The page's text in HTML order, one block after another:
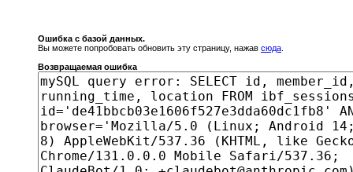
Ошибка с базой данных.
Вы можете попробовать обновить эту страницу, нажав сюда
Возвращаемая ошибка